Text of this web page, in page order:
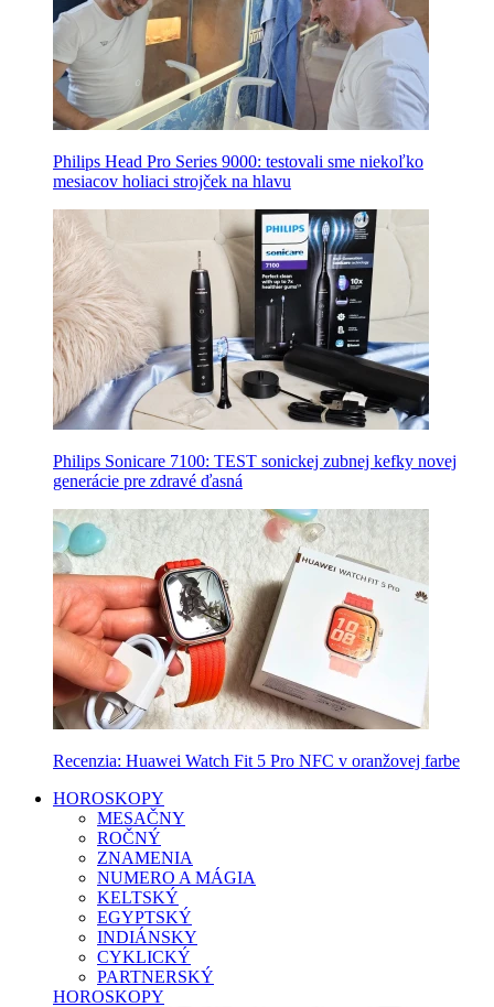
Philips Head Pro Series 9000: testovali sme niekoľko
mesiacov holiaci strojček na hlavu
Philips Sonicare 7100: TEST sonickej zubnej kefky novej
generácie pre zdravé ďasná
Recenzia: Huawei Watch Fit 5 Pro NFC v oranžovej farbe
HOROSKOPY
MESAČNY
ROČNÝ
ZNAMENIA
NUMERO A MÁGIA
KELTSKÝ
EGYPTSKÝ
INDIÁNSKY
CYKLICKÝ
PARTNERSKÝ
HOROSKOPY